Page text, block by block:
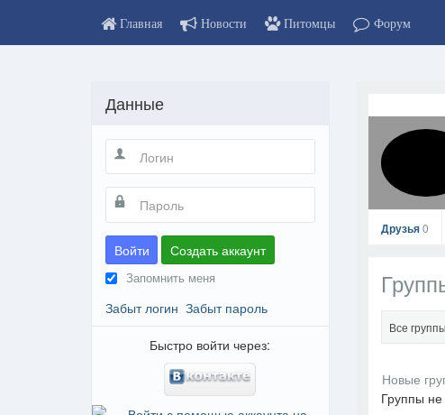
Главная Новости Питомцы Форум
Друзья0
Все группы
Группы
Данные
Войти Создать аккаунт
Запомнить меня
Забыт логин Забыт пароль
Быстро войти через: